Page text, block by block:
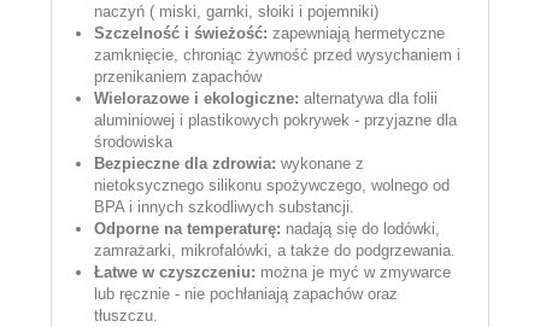
naczyń ( miski, garnki, słoiki i pojemniki)
Szczelność i świeżość: zapewniają hermetyczne
zamknięcie, chroniąc żywność przed wysychaniem i
przenikaniem zapachów
Wielorazowe i ekologiczne: alternatywa dla folii
aluminiowej i plastikowych pokrywek - przyjazne dla
środowiska
Bezpieczne dla zdrowia: wykonane z
nietoksycznego silikonu spożywczego, wolnego od
BPA i innych szkodliwych substancji.
Odporne na temperaturę: nadają się do lodówki,
zamrażarki, mikrofalówki, a także do podgrzewania.
Łatwe w czyszczeniu: można je myć w zmywarce
lub ręcznie - nie pochłaniają zapachów oraz
tłuszczu.